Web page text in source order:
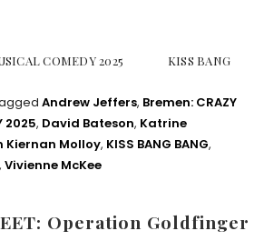
COMEDY 2025 KISS BANG
Andrew Jeffers, Bremen: CRAZY
2025, David Bateson, Katrine
Kiernan Molloy, KISS BANG BANG,
Vivienne McKee
Operation Goldfinger